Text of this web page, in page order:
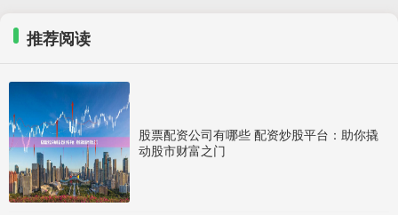
推荐阅读
股票配资公司有哪些 配资炒股平台：助你撬
动股市财富之门